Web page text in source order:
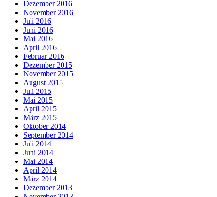
Dezember 2016
November 2016
Juli 2016
Juni 2016
Mai 2016
April 2016
Februar 2016
Dezember 2015
November 2015
August 2015
Juli 2015
Mai 2015
April 2015
März 2015
Oktober 2014
September 2014
Juli 2014
Juni 2014
Mai 2014
April 2014
März 2014
Dezember 2013